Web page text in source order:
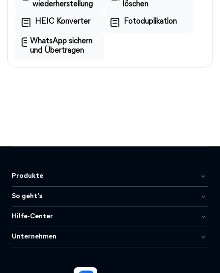
wiederherstellung
löschen
HEIC Konverter Fotoduplikation
WhatsApp sichern
und Übertragen
Produkte
So geht's
Hilfe-Center
Unternehmen